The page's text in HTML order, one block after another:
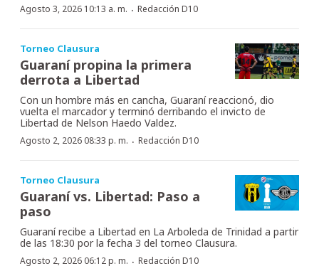
Agosto 3, 2026 10:13 a. m. · Redacción D10
Torneo Clausura
Guaraní propina la primera
derrota a Libertad
Con un hombre más en cancha, Guaraní reaccionó, dio
vuelta el marcador y terminó derribando el invicto de
Libertad de Nelson Haedo Valdez.
Agosto 2, 2026 08:33 p. m. · Redacción D10
Torneo Clausura
Guaraní vs. Libertad: Paso a
paso
Guaraní recibe a Libertad en La Arboleda de Trinidad a partir
de las 18:30 por la fecha 3 del torneo Clausura.
Agosto 2, 2026 06:12 p. m. · Redacción D10